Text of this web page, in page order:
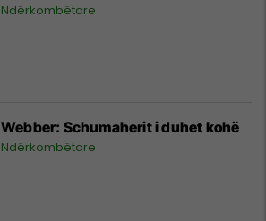
Ndërkombëtare
Webber: Schumaherit i duhet kohë
Ndërkombëtare